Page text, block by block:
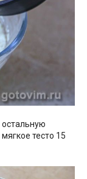
тесто 15